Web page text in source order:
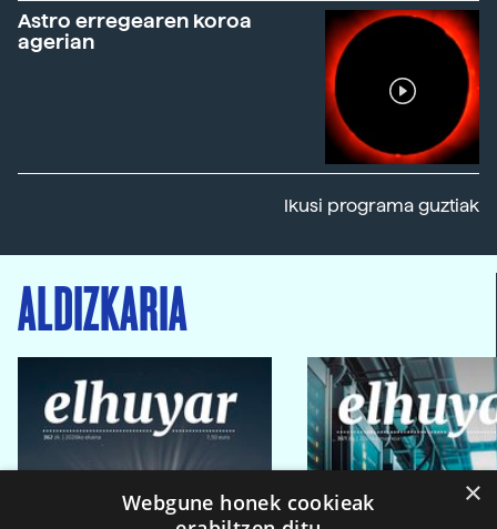
Astro erregearen koroa
agerian
Ikusi programa guztiak
ALDIZKARIA
×
Webgune honek cookieak